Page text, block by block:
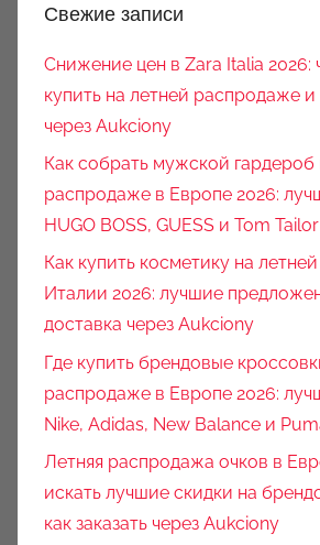
Свежие записи
Снижение цен в Zara Italia 2026:
купить на летней распродаже и
через Aukciony
Как собрать мужской гардероб
распродаже в Европе 2026:
HUGO BOSS, GUESS и Tom Tailor
Как купить косметику на
Италии 2026: лучшие
доставка через Aukciony
Где купить брендовые
распродаже в Европе 2026:
Nike, Adidas, New Balance и
Летняя распродажа очков в
искать лучшие скидки на
как заказать через Aukciony